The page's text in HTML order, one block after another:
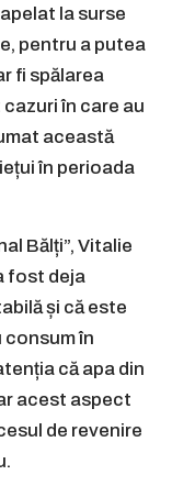
la surse
pentru a putea
fi spălarea
în care au
această
în perioada
Bălți”, Vitalie
fost deja
și că este
în
că apa din
acest aspect
de revenire